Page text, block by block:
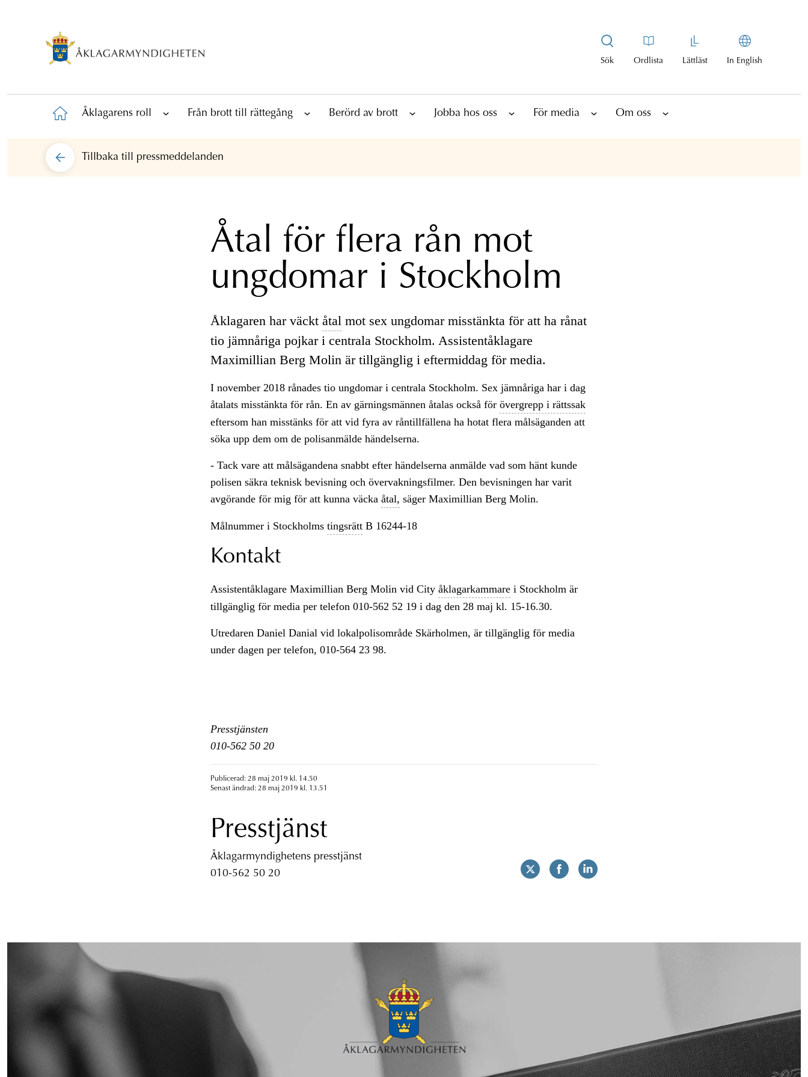
Sök Ordlista Lättläst In English
Åklagarens roll Från brott till rättegång Berörd av brott Jobba hos oss För media Om oss
Tillbaka till pressmeddelanden
Åtal för flera rån mot
ungdomar i Stockholm
Åklagaren har väckt åtal mot sex ungdomar misstänkta för att ha rånat
tio jämnåriga pojkar i centrala Stockholm. Assistentåklagare
Maximillian Berg Molin är tillgänglig i eftermiddag för media.
I november 2018 rånades tio ungdomar i centrala Stockholm. Sex jämnåriga har i dag
åtalats misstänkta för rån. En av gärningsmännen åtalas också för övergrepp i rättssak
eftersom han misstänks för att vid fyra av råntillfällena ha hotat flera målsäganden att
söka upp dem om de polisanmälde händelserna.
- Tack vare att målsägandena snabbt efter händelserna anmälde vad som hänt kunde
polisen säkra teknisk bevisning och övervakningsfilmer. Den bevisningen har varit
avgörande för mig för att kunna väcka åtal, säger Maximillian Berg Molin.
Målnummer i Stockholms tingsrättB 16244-18
Kontakt
Assistentåklagare Maximillian Berg Molin vid City åklagarkammarei Stockholm är
tillgänglig för media per telefon 010-562 52 19 i dag den 28 maj kl. 15-16.30.
Utredaren Daniel Danial vid lokalpolisområde Skärholmen, är tillgänglig för media
under dagen per telefon, 010-564 23 98.
Presstjänsten
010-562 50 20
Publicerad: 28 maj 2019 kl. 14.50
Senast ändrad: 28 maj 2019 kl. 13.51
Presstjänst
Åklagarmyndighetens presstjänst
010-562 50 20